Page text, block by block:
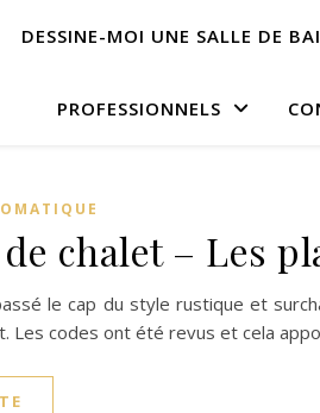
DESSINE-MOI UNE SALLE DE
PROFESSIONNELS
chalet – Les
le cap du style rustique et
Les codes ont été revus et cela